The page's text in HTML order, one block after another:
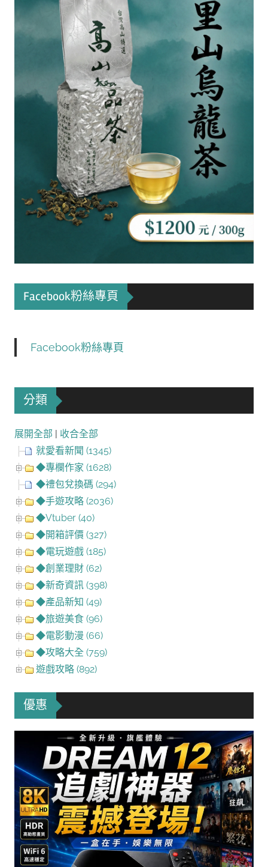
Facebook粉絲專頁
Facebook粉絲專頁
分類
展開全部 | 收合全部
就愛看新聞 (1345)
◆專欄作家 (1628)
◆禮包兌換碼 (294)
◆手遊攻略 (2036)
◆Vtuber (40)
◆開箱評價 (327)
◆電玩遊戲 (185)
◆創業理財 (62)
◆新奇資訊 (398)
◆產品新知 (49)
◆旅遊美食 (96)
◆電影動漫 (66)
◆攻略大全 (759)
遊戲攻略 (892)
優惠